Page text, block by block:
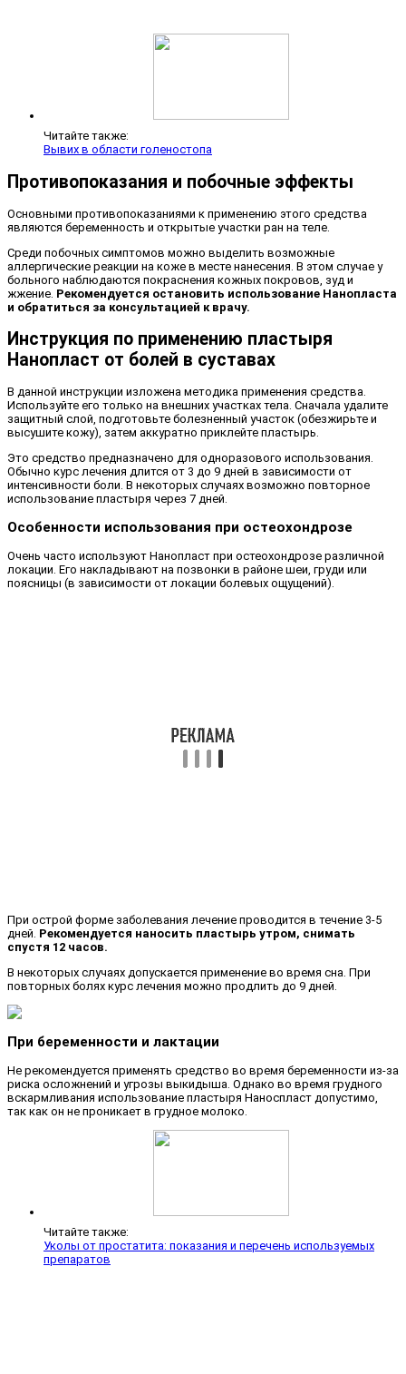
Читайте также:
Вывих в области голеностопа
Противопоказания и побочные эффекты
Основными противопоказаниями к применению этого средства
являются беременность и открытые участки ран на теле.
Среди побочных симптомов можно выделить возможные
аллергические реакции на коже в месте нанесения. В этом случае у
больного наблюдаются покраснения кожных покровов, зуд и
жжение. Рекомендуется остановить использование Нанопласта
и обратиться за консультацией к врачу.
Инструкция по применению пластыря
Нанопласт от болей в суставах
В данной инструкции изложена методика применения средства.
Используйте его только на внешних участках тела. Сначала удалите
защитный слой, подготовьте болезненный участок (обезжирьте и
высушите кожу), затем аккуратно приклейте пластырь.
Это средство предназначено для одноразового использования.
Обычно курс лечения длится от 3 до 9 дней в зависимости от
интенсивности боли. В некоторых случаях возможно повторное
использование пластыря через 7 дней.
Особенности использования при остеохондрозе
Очень часто используют Нанопласт при остеохондрозе различной
локации. Его накладывают на позвонки в районе шеи, груди или
поясницы (в зависимости от локации болевых ощущений).
При острой форме заболевания лечение проводится в течение 3-5
дней. Рекомендуется наносить пластырь утром, снимать
спустя 12 часов.
В некоторых случаях допускается применение во время сна. При
повторных болях курс лечения можно продлить до 9 дней.
При беременности и лактации
Не рекомендуется применять средство во время беременности из-за
риска осложнений и угрозы выкидыша. Однако во время грудного
вскармливания использование пластыря Наноспласт допустимо,
так как он не проникает в грудное молоко.
Читайте также:
Уколы от простатита: показания и перечень используемых
препаратов